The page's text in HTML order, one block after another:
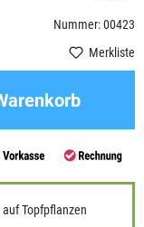
Nummer: 00423
Merkliste
Topfpflanzen